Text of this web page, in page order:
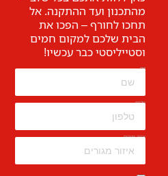
מהתכנון ועד ההתקנה. אל
תחכו לחורף – הפכו את
הבית שלכם למקום חמים
וסטייליסטי כבר עכשיו!
שם
טלפון
איזור מגורים